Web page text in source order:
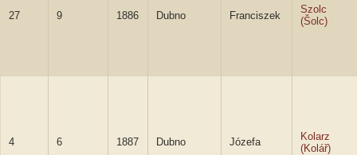
27 9 1886 Dubno Franciszek
Szolc
(Šolc)
4 6 1887 Dubno Józefa
Kolarz
(Kolář)